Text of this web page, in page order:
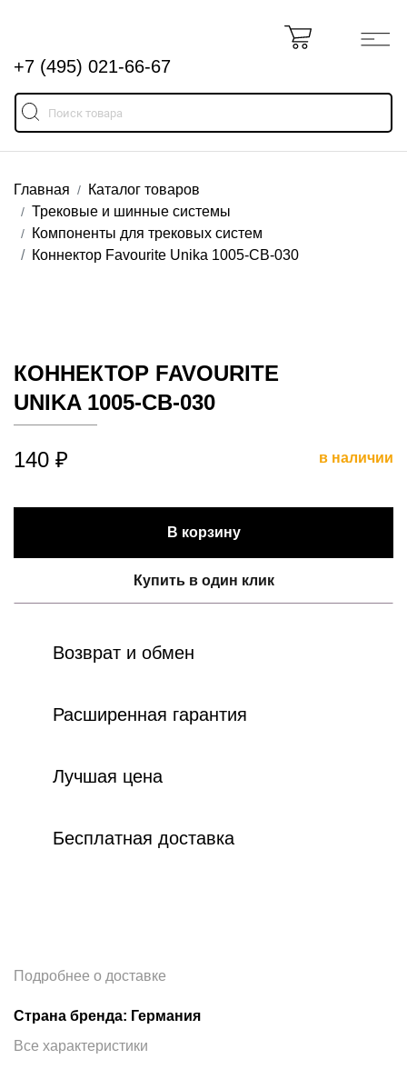
+7 (495) 021-66-67
Главная
Каталог товаров
Трековые и шинные системы
Компоненты для трековых систем
Коннектор Favourite Unika 1005-CB-030
КОННЕКТОР FAVOURITE
UNIKA 1005-CB-030
140 ₽ в наличии
В корзину
Купить в один клик
Возврат и обмен
Расширенная гарантия
Лучшая цена
Бесплатная доставка
Подробнее о доставке
Страна бренда: Германия
Все характеристики